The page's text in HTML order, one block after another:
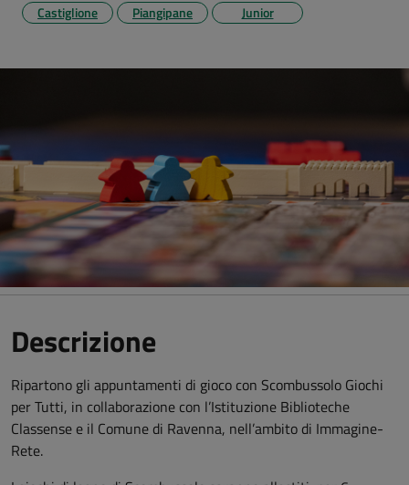
Castiglione Piangipane Junior
Descrizione
Ripartono gli appuntamenti di gioco con Scombussolo Giochi
per Tutti, in collaborazione con l’Istituzione Biblioteche
Classense e il Comune di Ravenna, nell’ambito di Immagine-
Rete.